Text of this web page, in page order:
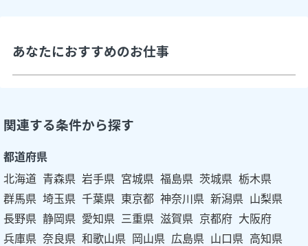
あなたにおすすめのお仕事
関連する条件から探す
都道府県
北海道 青森県 岩手県 宮城県 福島県 茨城県 栃木県
群馬県 埼玉県 千葉県 東京都 神奈川県 新潟県 山梨県
長野県 静岡県 愛知県 三重県 滋賀県 京都府 大阪府
兵庫県 奈良県 和歌山県 岡山県 広島県 山口県 高知県